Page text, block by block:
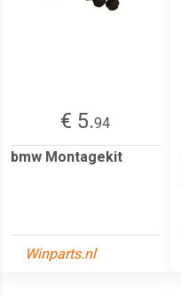
€ 5.94
bmw Montagekit
Winparts.nl